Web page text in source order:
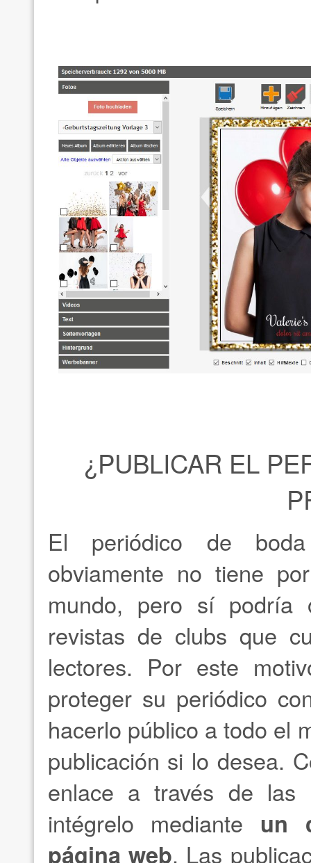
¿PUBLICAR EL
El periódico de boda
obviamente no tiene
mundo, pero sí podría
revistas de clubs que
lectores. Por este
proteger su periódico
hacerlo público a todo el
publicación si lo desea.
enlace a través de las
intégrelo mediante un
página web. Las